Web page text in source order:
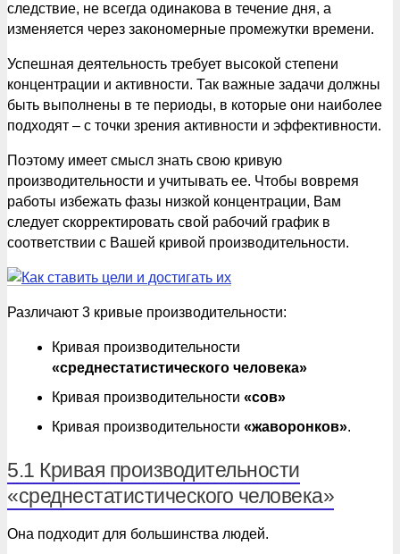
следствие, не всегда одинакова в течение дня, а
изменяется через закономерные промежутки времени.
Успешная деятельность требует высокой степени
концентрации и активности. Так важные задачи должны
быть выполнены в те периоды, в которые они наиболее
подходят – с точки зрения активности и эффективности.
Поэтому имеет смысл знать свою кривую
производительности и учитывать ее. Чтобы вовремя
работы избежать фазы низкой концентрации, Вам
следует скорректировать свой рабочий график в
соответствии с Вашей кривой производительности.
Различают 3 кривые производительности:
Кривая производительности
«среднестатистического человека»
Кривая производительности «сов»
Кривая производительности «жаворонков».
5.1 Кривая производительности
«среднестатистического человека»
Она подходит для большинства людей.